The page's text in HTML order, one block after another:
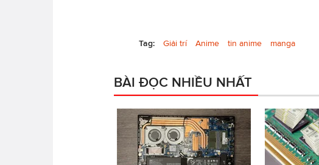
Tag: Giải trí Anime tin anime manga
BÀI ĐỌC NHIỀU NHẤT